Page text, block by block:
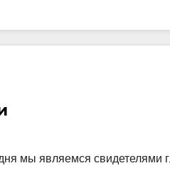
мы являемся свидетелями